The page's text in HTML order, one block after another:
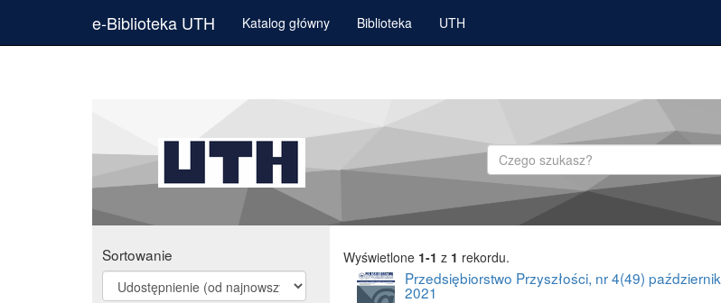
e-Biblioteka UTH Katalog główny Biblioteka UTH
Szukaj
Sortowanie Wyświetlone 1-1 z 1 rekordu.
Przedsiębiorstwo Przyszłości, nr 4(49) październik
2021